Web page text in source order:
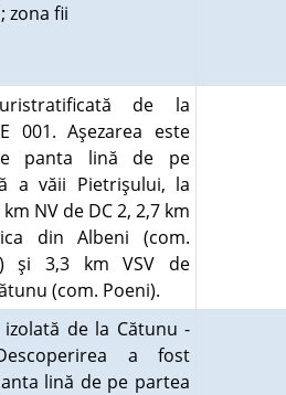
zona fii
de la
001. Aşezarea este
panta lină de pe
a văii Pietrişului, la
NV de DC 2, 2,7 km
din Albeni (com.
şi 3,3 km VSV de
(com. Poeni).
izolată de la Cătunu -
a fost
lină de pe partea